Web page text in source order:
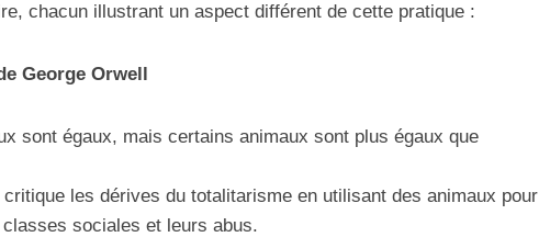
chacun illustrant un aspect différent de cette pratique :
George Orwell
sont égaux, mais certains animaux sont plus égaux que
les dérives du totalitarisme en utilisant des animaux pour
sociales et leurs abus.